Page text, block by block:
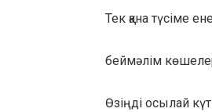
Тек қана түсіме
беймәлім
Өзіңді осылай